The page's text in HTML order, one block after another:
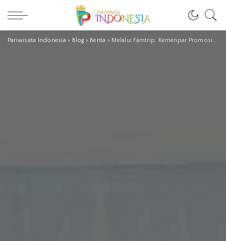
Pariwisata Indonesia > Blog > Berita > Melalui Famtrip, Kemenpar Promosikan Kuliner dan Budaya Joglosemar ke Pasar Malaysia